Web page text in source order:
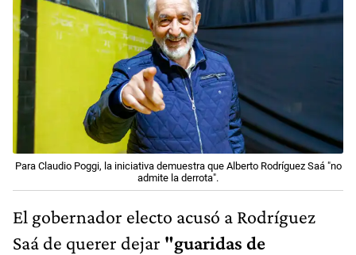
Para Claudio Poggi, la iniciativa demuestra que Alberto Rodríguez Saá "no
admite la derrota".
El gobernador electo acusó a Rodríguez
Saá de querer dejar "guaridas de